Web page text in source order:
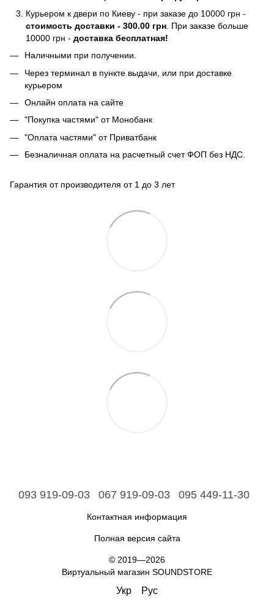
Курьером к двери по Киеву - при заказе до 10000 грн -
стоимость доставки - 300.00 грн . При заказе больше
10000 грн - доставка бесплатная!
Наличными при получении.
Через терминал в пункте выдачи, или при доставке
курьером
Онлайн оплата на сайте
"Покупка частями" от Монобанк
"Оплата частями" от Приватбанк
Безналичная оплата на расчетный счет ФОП без НДС.
Гарантия от производителя от 1 до 3 лет
093 919-09-03 067 919-09-03 095 449-11-30
Контактная информация
Полная версия сайта
© 2019—2026
Виртуальный магазин SOUNDSTORE
Укр Рус